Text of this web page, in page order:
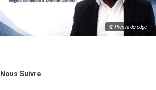
© Prensa de pdge
Nous Suivre